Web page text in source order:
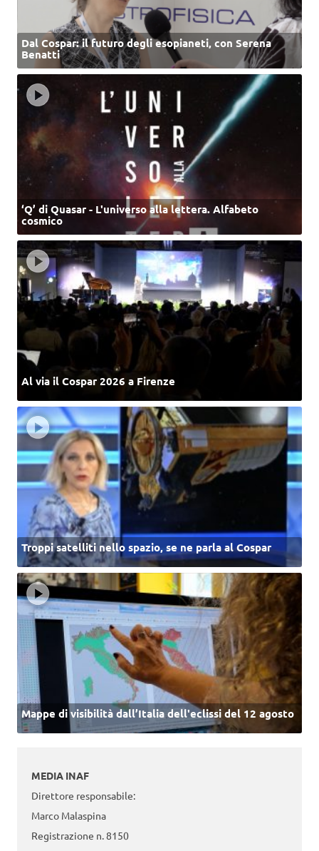
Dal Cospar: il futuro degli esopianeti, con Serena
Benatti
‘Q’ di Quasar - L'universo alla lettera. Alfabeto
cosmico
Al via il Cospar 2026 a Firenze
Troppi satelliti nello spazio, se ne parla al Cospar
Mappe di visibilità dall’Italia dell'eclissi del 12 agosto
MEDIA INAF
Direttore responsabile:
Marco Malaspina
Registrazione n. 8150